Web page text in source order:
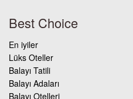
Best Choice
En iyiler
Lüks Oteller
Balayı Tatili
Balayı Adaları
Balayı Otelleri